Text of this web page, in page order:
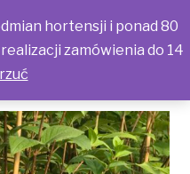
hortensji i ponad 80
zamówienia do 14